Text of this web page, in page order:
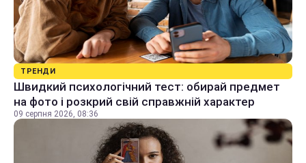
ТРЕНДИ
Швидкий психологічний тест: обирай предмет
на фото і розкрий свій справжній характер
09 серпня 2026, 08:36